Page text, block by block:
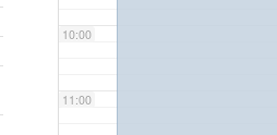
10:00
11:00